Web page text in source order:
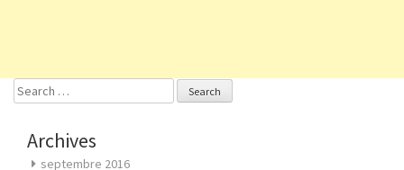
Search
Archives
septembre 2016